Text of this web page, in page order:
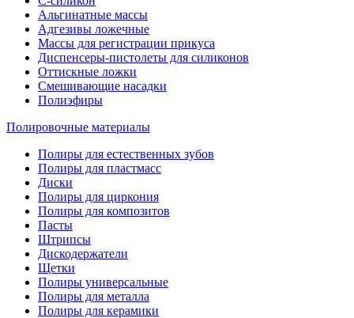
Альгинатные массы
Адгезивы ложечные
Массы для регистрации прикуса
Диспенсеры-пистолеты для силиконов
Оттискные ложки
Смешивающие насадки
Полиэфиры
Полировочные материалы
Полиры для естественных зубов
Полиры для пластмасс
Диски
Полиры для циркония
Полиры для композитов
Пасты
Штрипсы
Дискодержатели
Щетки
Полиры универсальные
Полиры для металла
Полиры для керамики